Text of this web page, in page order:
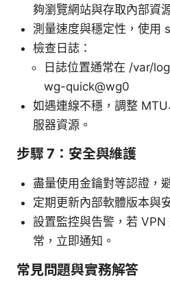
夠瀏覽網站與存取內部資
測量速度與穩定性，使用
檢查日誌：
日誌位置通常在 /var/
wg-quick@wg0
如遇連線不穩，調整
服器資源。
步驟 7：安全與維護
盡量使用金鑰對等認證，
定期更新內部軟體版本與
設置監控與告警，若
常，立即通知。
常見問題與實務解答